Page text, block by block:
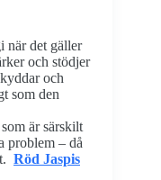
när det gäller
och stödjer
och
som den
är särskilt
problem – då
Röd Jaspis